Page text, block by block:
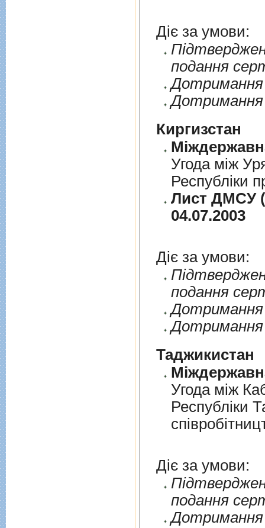
Діє за умови:
подання
Дотримання
Дотримання
Киргизстан
Угода між
Республіки
Лист ДМСУ
04.07.2003
Діє за умови:
подання
Дотримання
Дотримання
Таджикистан
Угода мiж
Республiки
Діє за умови:
подання
Дотримання